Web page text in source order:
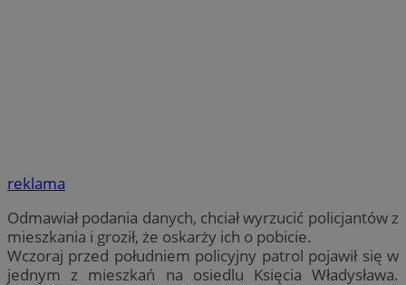
reklama
Odmawiał podania danych, chciał wyrzucić policjantów z
mieszkania i groził, że oskarży ich o pobicie.
Wczoraj przed południem policyjny patrol pojawił się w
jednym z mieszkań na osiedlu Księcia Władysława.